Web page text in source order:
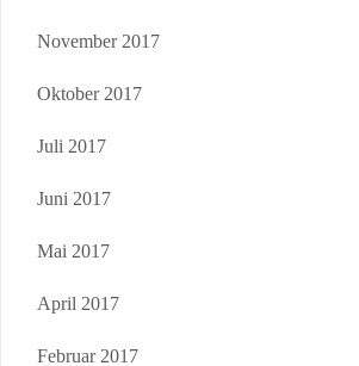
November 2017
Oktober 2017
Juli 2017
Juni 2017
Mai 2017
April 2017
Februar 2017